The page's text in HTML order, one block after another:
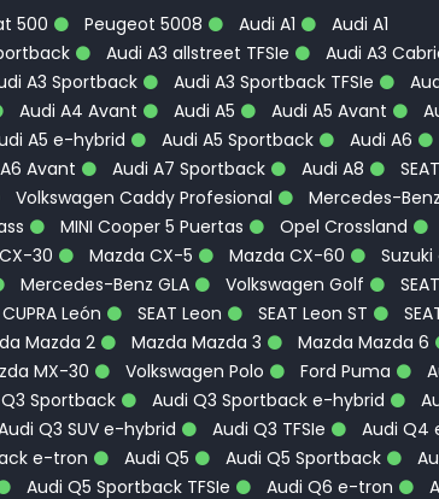
500 Peugeot 5008 Audi A1
Audi A1
Audi A3 allstreet TFSIe
Audi A3
A3 Sportback Audi A3 Sportback TFSIe
Audi A4 Avant Audi A5 Audi A5 Avant
A5 e-hybrid Audi A5 Sportback
Audi A6
Avant Audi A7 Sportback Audi A8
SEAT
Volkswagen Caddy Profesional
Mercedes-
MINI Cooper 5 Puertas
Opel Crossland
30 Mazda CX-5 Mazda CX-60
Suzuki
Mercedes-Benz GLA Volkswagen Golf
SEAT
CUPRA León SEAT Leon SEAT Leon ST
Mazda 2 Mazda Mazda 3
Mazda Mazda 6
MX-30 Volkswagen Polo Ford Puma
Sportback Audi Q3 Sportback e-hybrid
Q3 SUV e-hybrid Audi Q3 TFSIe
Audi Q4
e-tron Audi Q5 Audi Q5 Sportback
Audi Q5 Sportback TFSIe Audi Q6 e-tron